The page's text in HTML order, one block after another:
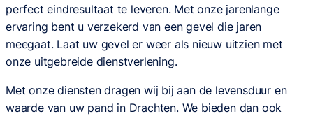
perfect eindresultaat te leveren. Met onze jarenlange
ervaring bent u verzekerd van een gevel die jaren
meegaat. Laat uw gevel er weer als nieuw uitzien met
onze uitgebreide dienstverlening.
Met onze diensten dragen wij bij aan de levensduur en
waarde van uw pand in Drachten. We bieden dan ook